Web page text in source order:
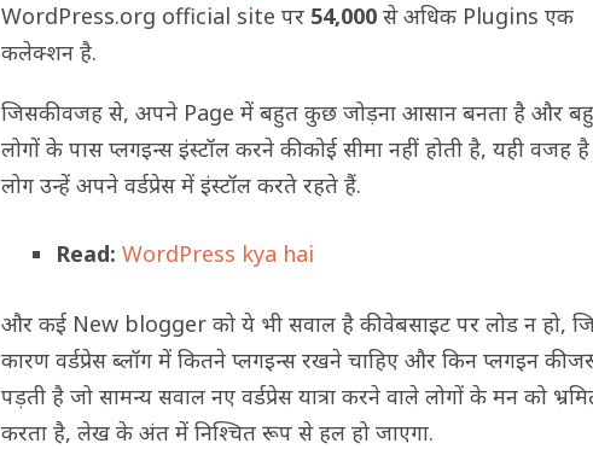
WordPress.org official site पर 54,000से अधिक Plugins एक
कलेक्शन है.
जिसकी वजह से, अपने Page में बहुत कुछ जोड़ना आसान बनता है और
लोगों के पास प्लगइन्स इंस्टॉल करने की कोई सीमा नहीं होती है, यही वजह
लोग उन्हें अपने वर्डप्रेस में इंस्टॉल करते रहते हैं.
Read: WordPress kya hai
और कई New blogger को ये भी सवाल है की वेबसाइट पर लोड न हो,
कारण वर्डप्रेस ब्लॉग में कितने प्लगइन्स रखने चाहिए और किन प्लगइन की
पड़ती है जो सामन्य सवाल नए वर्डप्रेस यात्रा करने वाले लोगों के मन को
करता है, लेख के अंत में निश्चित रूप से हल हो जाएगा.